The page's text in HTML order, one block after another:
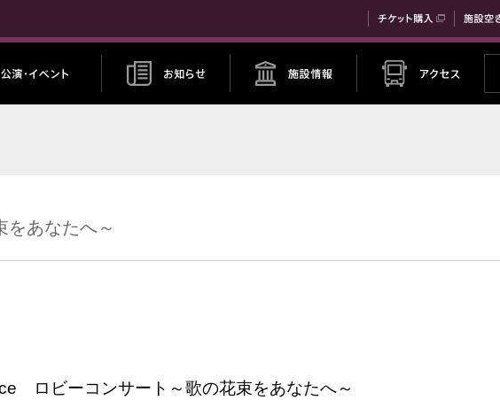
チケット
いセンター
あなたへ～
ロビーコンサート～歌の花束をあなたへ～